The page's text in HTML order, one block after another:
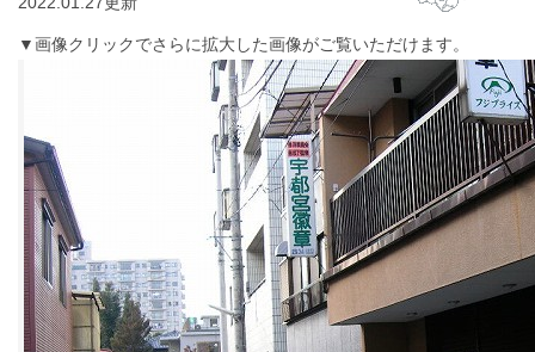
▼画像クリックでさらに拡大した画像がご覧いただけます。